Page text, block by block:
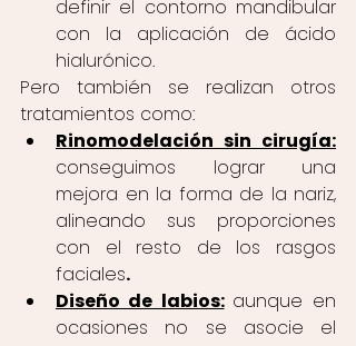
definir el contorno mandibular
con la aplicación de ácido
hialurónico.
Pero también se realizan otros
tratamientos como:
Rinomodelación sin cirugía:
conseguimos lograr una
mejora en la forma de la nariz,
alineando sus proporciones
con el resto de los rasgos
faciales.
Diseño de labios: aunque en
ocasiones no se asocie el